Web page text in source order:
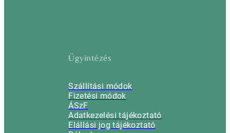
Ügyintézés
Szállítási módok
Fizetési módok
ÁSzF
Adatkezelési tájékoztató
Elállási jog tájékoztató